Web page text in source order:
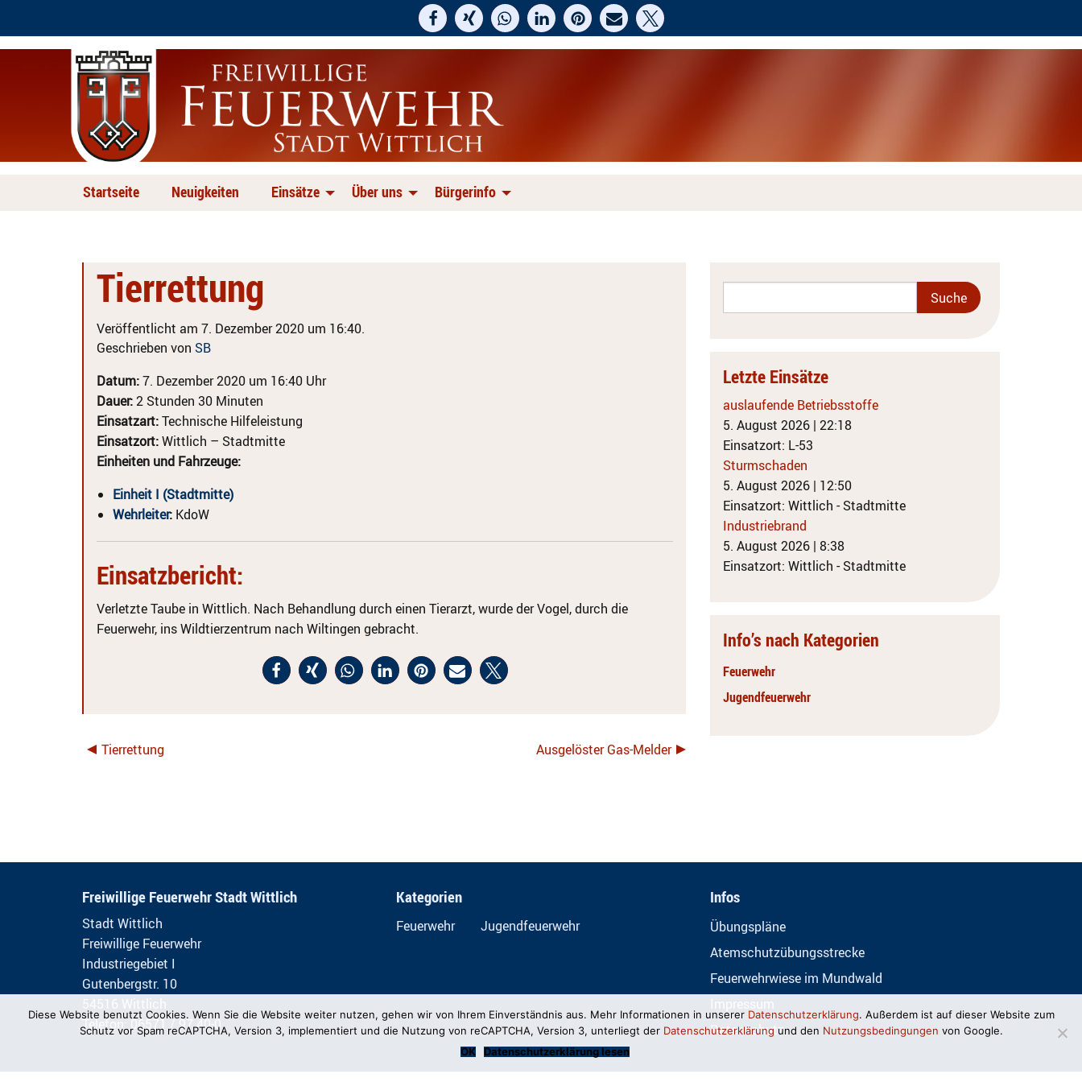
Startseite Neuigkeiten Einsätze Über uns Bürgerinfo
Tierrettung
Veröffentlicht am 7. Dezember 2020 um 16:40.
Geschrieben von SB
Datum:7. Dezember 2020 um 16:40 Uhr
Dauer:2 Stunden 30 Minuten
Einsatzart:Technische Hilfeleistung
Einsatzort:Wittlich – Stadtmitte
Einheiten und Fahrzeuge:
Einheit I (Stadtmitte)
Wehrleiter: KdoW
Einsatzbericht:
Verletzte Taube in Wittlich. Nach Behandlung durch einen Tierarzt, wurde der Vogel, durch die
Feuerwehr, ins Wildtierzentrum nach Wiltingen gebracht.
Tierrettung Ausgelöster Gas-Melder
Letzte Einsätze
auslaufende Betriebsstoffe
5. August 2026 | 22:18
Einsatzort: L-53
Sturmschaden
5. August 2026 | 12:50
Einsatzort: Wittlich - Stadtmitte
Industriebrand
5. August 2026 | 8:38
Einsatzort: Wittlich - Stadtmitte
Info’s nach Kategorien
Feuerwehr
Jugendfeuerwehr
Freiwillige Feuerwehr Stadt Wittlich
Stadt Wittlich
Freiwillige Feuerwehr
Industriegebiet I
Gutenbergstr. 10
Telefon: 06571 / 97 40-0
Kategorien
Feuerwehr Jugendfeuerwehr
Infos
Übungspläne
Atemschutzübungsstrecke
Feuerwehrwiese im Mundwald
Datenschutz
Diese Website benutzt Cookies. Wenn Sie die Website weiter nutzen, gehen wir von Ihrem Einverständnis aus. Mehr Informationen in unserer Datenschutzerklärung. Außerdem ist auf dieser Website zum
Schutz vor Spam reCAPTCHA, Version 3, implementiert und die Nutzung von reCAPTCHA, Version 3, unterliegt der Datenschutzerklärung und den Nutzungsbedingungen von Google.
OK
Datenschutzerklärung lesen